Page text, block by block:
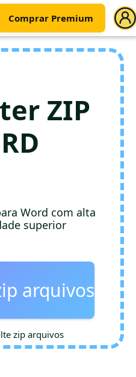
Comprar Premium
ZIP
Word com alta
superior
arquivos
zip arquivos